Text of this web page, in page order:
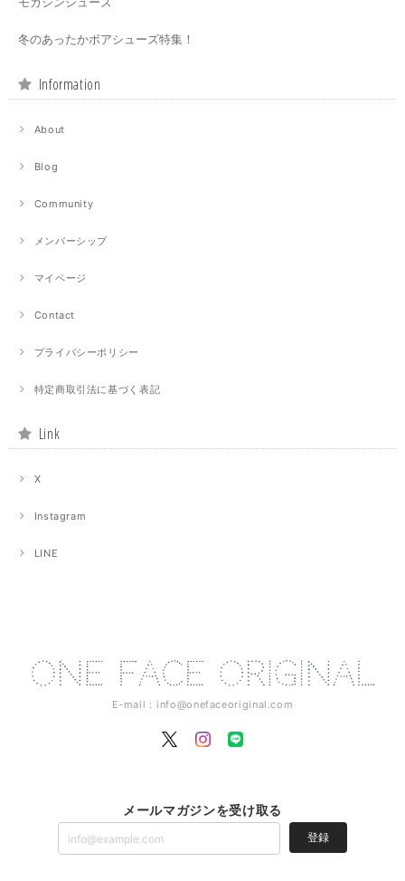
冬のあったかボアシューズ特集！
Information
About
Blog
Community
メンバーシップ
マイページ
Contact
プライバシーポリシー
特定商取引法に基づく表記
Link
X
Instagram
LINE
E-mail： info@onefaceoriginal.com
メールマガジンを受け取る
登録